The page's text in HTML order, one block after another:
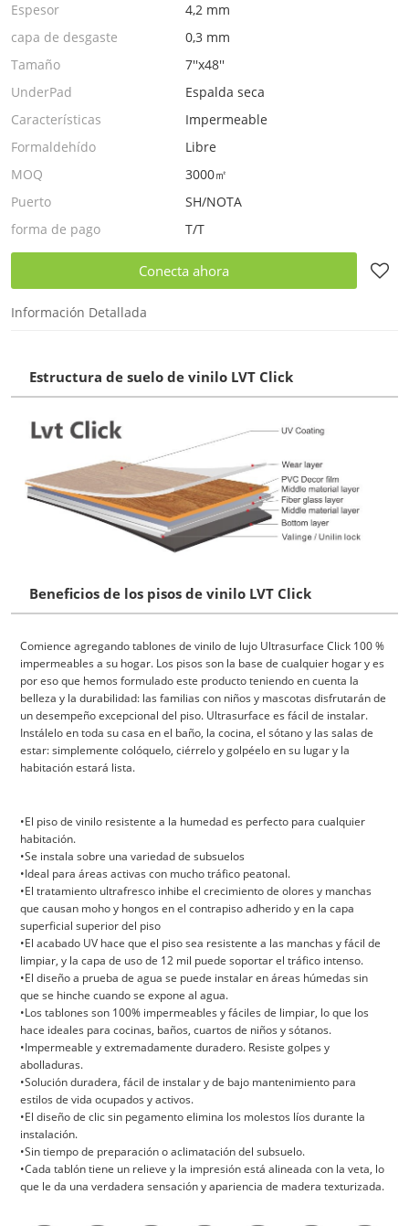
Espesor
4,2 mm
capa de desgaste
0,3 mm
Tamaño
7''x48''
UnderPad
Espalda seca
Características
Impermeable
Formaldehído
Libre
MOQ
3000㎡
Puerto
SH/NOTA
forma de pago
T/T
Conecta ahora
Información Detallada
Estructura de suelo de vinilo LVT Click
Beneficios de los pisos de vinilo LVT Click
Comience agregando tablones de vinilo de lujo Ultrasurface Click 100 %
impermeables a su hogar. Los pisos son la base de cualquier hogar y es
por eso que hemos formulado este producto teniendo en cuenta la
belleza y la durabilidad: las familias con niños y mascotas disfrutarán de
un desempeño excepcional del piso. Ultrasurface es fácil de instalar.
Instálelo en toda su casa en el baño, la cocina, el sótano y las salas de
estar: simplemente colóquelo, ciérrelo y golpéelo en su lugar y la
habitación estará lista.
•El piso de vinilo resistente a la humedad es perfecto para cualquier
habitación.
•Se instala sobre una variedad de subsuelos
•Ideal para áreas activas con mucho tráfico peatonal.
•El tratamiento ultrafresco inhibe el crecimiento de olores y manchas
que causan moho y hongos en el contrapiso adherido y en la capa
superficial superior del piso
•El acabado UV hace que el piso sea resistente a las manchas y fácil de
limpiar, y la capa de uso de 12 mil puede soportar el tráfico intenso.
•El diseño a prueba de agua se puede instalar en áreas húmedas sin
que se hinche cuando se expone al agua.
•Los tablones son 100% impermeables y fáciles de limpiar, lo que los
hace ideales para cocinas, baños, cuartos de niños y sótanos.
•Impermeable y extremadamente duradero. Resiste golpes y
abolladuras.
•Solución duradera, fácil de instalar y de bajo mantenimiento para
estilos de vida ocupados y activos.
•El diseño de clic sin pegamento elimina los molestos líos durante la
instalación.
•Sin tiempo de preparación o aclimatación del subsuelo.
•Cada tablón tiene un relieve y la impresión está alineada con la veta, lo
que le da una verdadera sensación y apariencia de madera texturizada.